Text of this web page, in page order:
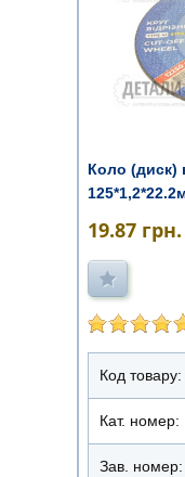
Коло (диск)
19.87 грн.
Код товару:
Кат. номер:
Зав. номер: